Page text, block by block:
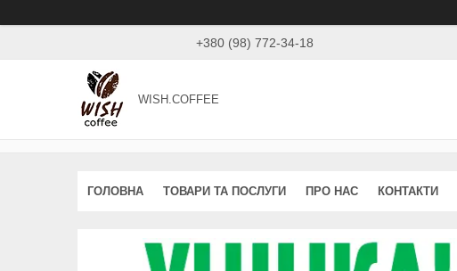
+380 (98) 772-34-18
WISH.COFFEE
ГОЛОВНА ТОВАРИ ТА ПОСЛУГИ ПРО НАС КОНТАКТИ